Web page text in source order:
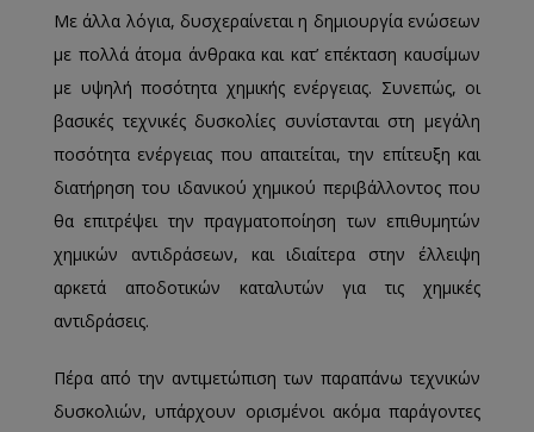
Με άλλα λόγια, δυσχεραίνεται η δημιουργία ενώσεων
με πολλά άτομα άνθρακα και κατ’ επέκταση καυσίμων
με υψηλή ποσότητα χημικής ενέργειας. Συνεπώς, οι
βασικές τεχνικές δυσκολίες συνίστανται στη μεγάλη
ποσότητα ενέργειας που απαιτείται, την επίτευξη και
διατήρηση του ιδανικού χημικού περιβάλλοντος που
θα επιτρέψει την πραγματοποίηση των επιθυμητών
χημικών αντιδράσεων, και ιδιαίτερα στην έλλειψη
αρκετά αποδοτικών καταλυτών για τις χημικές
αντιδράσεις.
Πέρα από την αντιμετώπιση των παραπάνω τεχνικών
δυσκολιών, υπάρχουν ορισμένοι ακόμα παράγοντες